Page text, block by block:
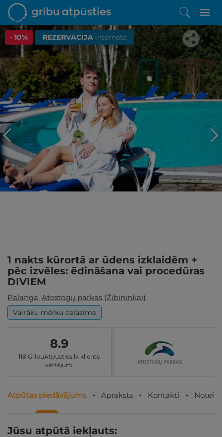
- 10% REZERVĀCIJA internetā
Iepatikās šis piedāvājums?
Līdz brīnišķīgai atpūtai atlikuši tikai daži soļi
PĒRKU
1 nakts kūrortā ar ūdens izklaidēm +
pēc izvēles: ēdināšana vai procedūras
DIVIEM
Palanga, Atostogų parkas (Žibininkai)
Vairāku mērķu ceļazīme
8.9
118 GribuAtpusties.lv klientu
vērtējumi
Atpūtas piedāvājums Apraksts Kontakti
Jūsu atpūtā iekļauts: